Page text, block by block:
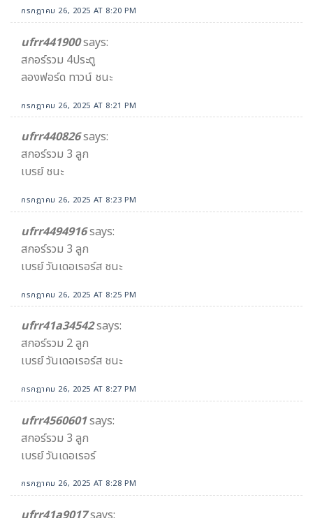
กรกฎาคม 26, 2025 AT 8:20 PM
ufrr441900says:
สกอร์รวม 4ประตู
ลองฟอร์ด ทาวน์ ชนะ
กรกฎาคม 26, 2025 AT 8:21 PM
ufrr440826says:
สกอร์รวม 3 ลูก
เบรย์ ชนะ
กรกฎาคม 26, 2025 AT 8:23 PM
ufrr4494916says:
สกอร์รวม 3 ลูก
เบรย์ วันเดอเรอร์ส ชนะ
กรกฎาคม 26, 2025 AT 8:25 PM
ufrr41a34542​says:
สกอร์รวม 2​ ลูก
เบรย์ วันเดอเรอร์ส ชนะ
กรกฎาคม 26, 2025 AT 8:27 PM
ufrr4560601says:
สกอร์รวม 3 ลูก
เบรย์ วันเดอเรอร์
กรกฎาคม 26, 2025 AT 8:28 PM